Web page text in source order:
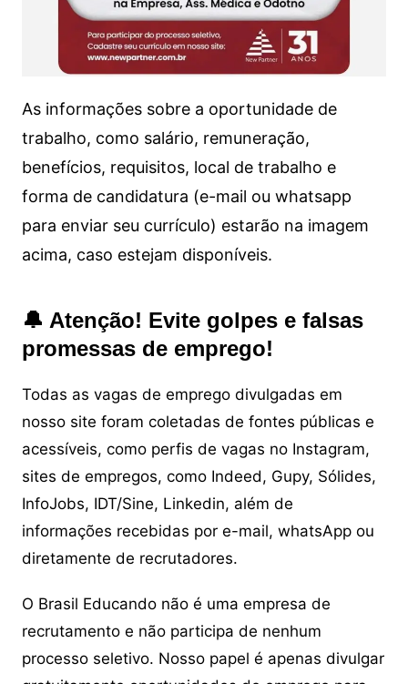
As informações sobre a oportunidade de
trabalho, como salário, remuneração,
benefícios, requisitos, local de trabalho e
forma de candidatura (e-mail ou whatsapp
para enviar seu currículo) estarão na imagem
acima, caso estejam disponíveis.
🔔 Atenção! Evite golpes e falsas
promessas de emprego!
Todas as vagas de emprego divulgadas em
nosso site foram coletadas de fontes públicas e
acessíveis, como perfis de vagas no Instagram,
sites de empregos, como Indeed, Gupy, Sólides,
InfoJobs, IDT/Sine, Linkedin, além de
informações recebidas por e-mail, whatsApp ou
diretamente de recrutadores.
O Brasil Educando não é uma empresa de
recrutamento e não participa de nenhum
processo seletivo. Nosso papel é apenas divulgar